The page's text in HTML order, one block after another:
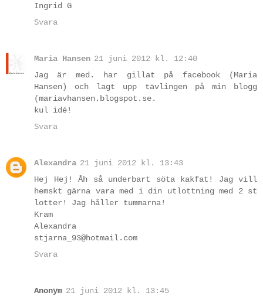
Ingrid G
Svara
Maria Hansen 21 juni 2012 kl. 12:40
Jag är med. har gillat på facebook (Maria
Hansen) och lagt upp tävlingen på min blogg
(mariavhansen.blogspot.se.
kul idé!
Svara
Alexandra 21 juni 2012 kl. 13:43
Hej Hej! Åh så underbart söta kakfat! Jag vill
hemskt gärna vara med i din utlottning med 2 st
lotter! Jag håller tummarna!
Kram
Alexandra
stjarna_93@hotmail.com
Svara
Anonym 21 juni 2012 kl. 13:45